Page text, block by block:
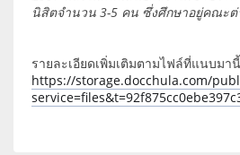
นิสิตจำนวน 3-5 คน ซึ่งศึกษาอยู่คณะ
รายละเอียดเพิ่มเติมตามไฟล์ที่แนบมานี้
https://storage.docchula.com/